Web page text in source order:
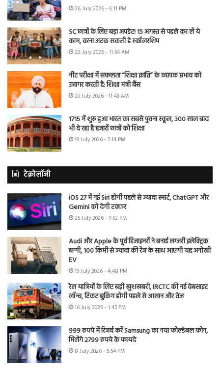
26 July 2026 - 6:11 PM
SC छात्रों के लिए बड़ा अपडेट! 15 अगस्त से पहले कर लें ये
काम, वरना अटक सकती है स्कॉलरशिप
22 July 2026 - 11:54 AM
नीट परीक्षा में सफलता “शिक्षा क्रांति” के व्यापक प्रभाव को
उजागर करती है: शिक्षा मंत्री बैंस
20 July 2026 - 11:43 AM
1715 में शुरू हुआ भारत का सबसे पुराना स्कूल, 300 साल बाद
भी दे रहा है हजारों छात्रों को शिक्षा
19 July 2026 - 7:14 PM
टेक्नोलॉजी
iOS 27 में नई Siri होगी पहले से ज्यादा स्मार्ट, ChatGPT और
Gemini को देगी टक्कर
25 July 2026 - 7:52 PM
Audi और Apple के पूर्व डिजाइनरों ने बनाई लग्जरी इलेक्ट्रिक
बग्गी, 100 किमी से ज्यादा की रेंज के साथ आएगी यह अनोखी
EV
19 July 2026 - 4:48 PM
रेल यात्रियों के लिए बड़ी खुशखबरी, IRCTC की नई वेबसाइट
लॉन्च, टिकट बुकिंग होगी पहले से आसान और तेज
16 July 2026 - 1:45 PM
999 रुपये में रिजर्व करें Samsung का नया फोल्डेबल फोन,
मिलेंगे 2799 रुपये के फायदे
8 July 2026 - 5:54 PM